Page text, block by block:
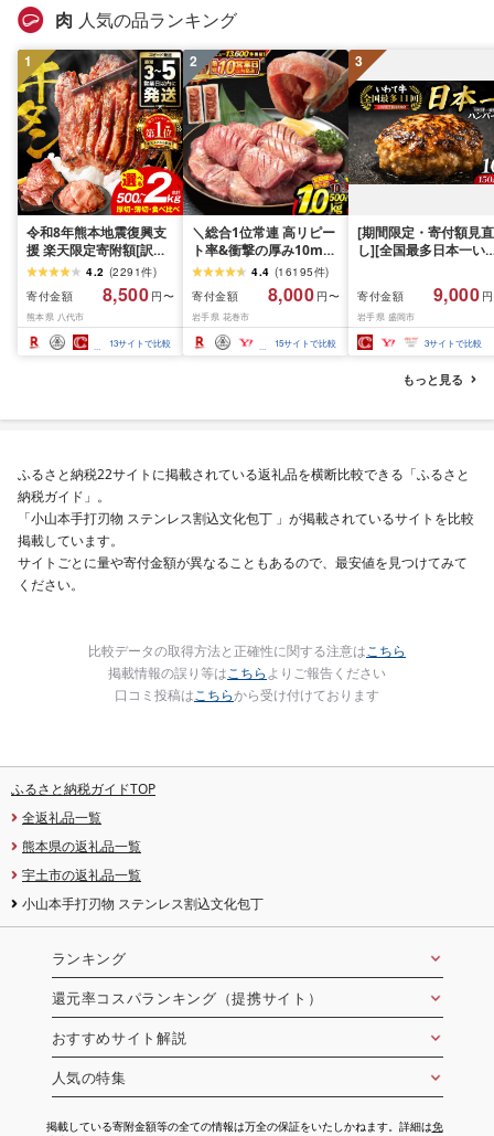
肉 人気の品ランキング
1
令和8年熊本地震復興支
援 楽天限定寄附額[訳あ
り]牛タン 500g〜2kg 肉
牛肉 訳あり 牛タン 冷凍
小分け 厚切り 薄切り 食
べ比べ 500g 1kg 1.5kg
2kg 牛 人気 ビーフ 牛た
ん ふるさと納税 ランキ
4.2 (2291件)
寄付金額
8,500 円〜
熊本県 八代市
13サイトで比較
2
＼総合1位常連 高リピー
ト率&衝撃の厚み10mm
厚切り牛タン 塩味/ ≪ス
ピード発送!!10営業日以
内発送≫ 選べる内容量
500g / 1kg 定期便 毎月
届く 牛肉 肉 BBQ ふるさ
と 人気 ランキング 岩手
4.4 (16195件)
寄付金額
8,000 円〜
岩手県 花巻市
15サイトで比較
3
[期間限定・寄付額見直
し][全国最多日本一い
1.5kg(150g×10個) い
て牛 × 岩中豚 ハンバー
グ 合挽き 合い挽き 黒
和牛 人気 冷凍 個包装
分け 冷凍 牛肉 豚肉 和
ビーフ ポーク はんば
ぐ 挽肉 お肉 ミンチ 肉
キング 1位 1万円以下
寄付金額 9,000
岩手県 盛岡市
3サイトで比較
もっと見る
ふるさと納税22サイトに掲載されている返礼品を横断比較できる「ふるさと
納税ガイド」。
「小山本手打刃物 ステンレス割込文化包丁 」が掲載されているサイトを比較
掲載しています。
サイトごとに量や寄付金額が異なることもあるので、最安値を見つけてみて
ください。
比較データの取得方法と正確性に関する注意はこちら
掲載情報の誤り等はこちらよりご報告ください
口コミ投稿はこちらから受け付けております
ふるさと納税ガイドTOP
全返礼品一覧
熊本県の返礼品一覧
宇土市の返礼品一覧
小山本手打刃物 ステンレス割込文化包丁
ランキング
還元率コスパランキング（提携サイト）
おすすめサイト解説
人気の特集
掲載している寄附金額等の全ての情報は万全の保証をいたしかねます。詳細は免